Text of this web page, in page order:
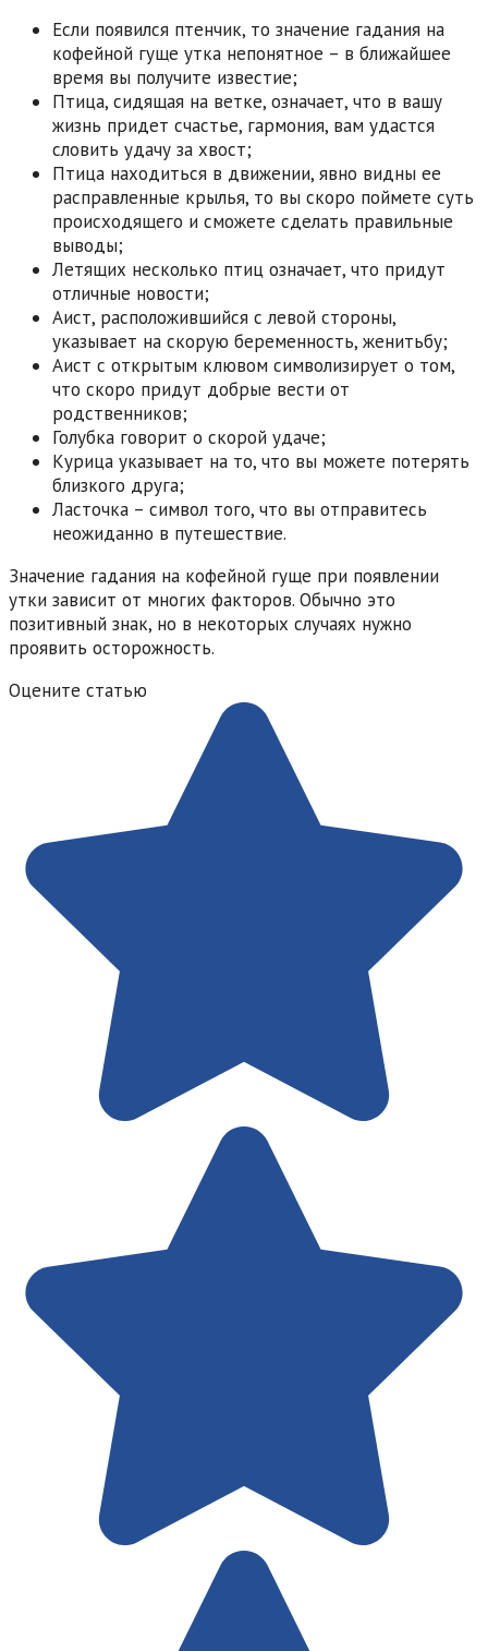
Если появился птенчик, то значение гадания на
кофейной гуще утка непонятное – в ближайшее
время вы получите известие;
Птица, сидящая на ветке, означает, что в вашу
жизнь придет счастье, гармония, вам удастся
словить удачу за хвост;
Птица находиться в движении, явно видны ее
расправленные крылья, то вы скоро поймете суть
происходящего и сможете сделать правильные
выводы;
Летящих несколько птиц означает, что придут
отличные новости;
Аист, расположившийся с левой стороны,
указывает на скорую беременность, женитьбу;
Аист с открытым клювом символизирует о том,
что скоро придут добрые вести от
родственников;
Голубка говорит о скорой удаче;
Курица указывает на то, что вы можете потерять
близкого друга;
Ласточка – символ того, что вы отправитесь
неожиданно в путешествие.
Значение гадания на кофейной гуще при появлении
утки зависит от многих факторов. Обычно это
позитивный знак, но в некоторых случаях нужно
проявить осторожность.
Оцените статью